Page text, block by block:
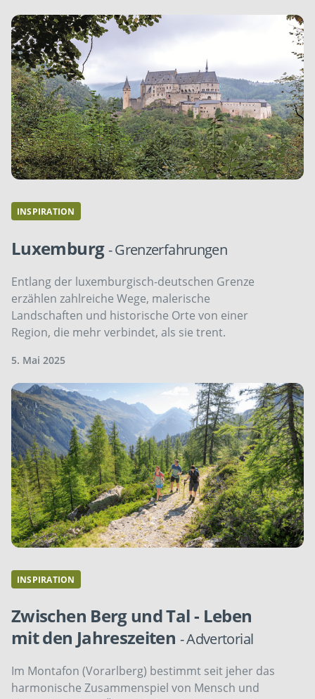
INSPIRATION
Luxemburg- Grenzerfahrungen
Entlang der luxemburgisch-deutschen Grenze
erzählen zahlreiche Wege, malerische
Landschaften und historische Orte von einer
Region, die mehr verbindet, als sie trent.
5. Mai 2025
INSPIRATION
Zwischen Berg und Tal - Leben
mit den Jahreszeiten - Advertorial
Im Montafon (Vorarlberg) bestimmt seit jeher das
harmonische Zusammenspiel von Mensch und